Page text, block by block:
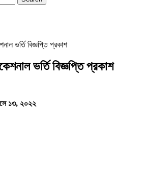
ভর্তি বিজ্ঞপ্তি প্রকাশ
ভর্তি বিজ্ঞপ্তি প্রকাশ
১৩, ২০২২